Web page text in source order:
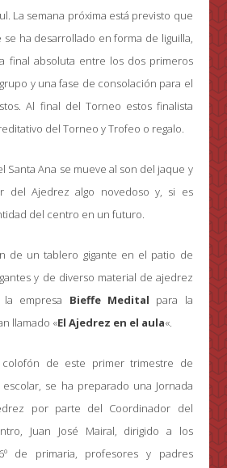
La semana próxima está previsto que
ha desarrollado en forma de liguilla,
final absoluta entre los dos primeros
y una fase de consolación para el
Al final del Torneo estos finalista
del Torneo y Trofeo o regalo.
Santa Ana se mueve al son del jaque y
del Ajedrez algo novedoso y, si es
del centro en un futuro.
de un tablero gigante en el patio de
y de diverso material de ajedrez
empresa Bieffe Medital para la
llamado «El Ajedrez en el aula«.
de este primer trimestre de
se ha preparado una Jornada
por parte del Coordinador del
Juan José Mairal, dirigido a los
de primaria, profesores y padres